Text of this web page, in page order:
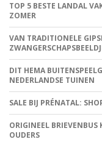
TOP 5 BESTE LANDAL
ZOMER
VAN TRADITIONELE
DIT HEMA
NEDERLANDSE TUINEN
SALE BIJ PRÉNATAL:
ORIGINEEL BRIEVENBUS
OUDERS